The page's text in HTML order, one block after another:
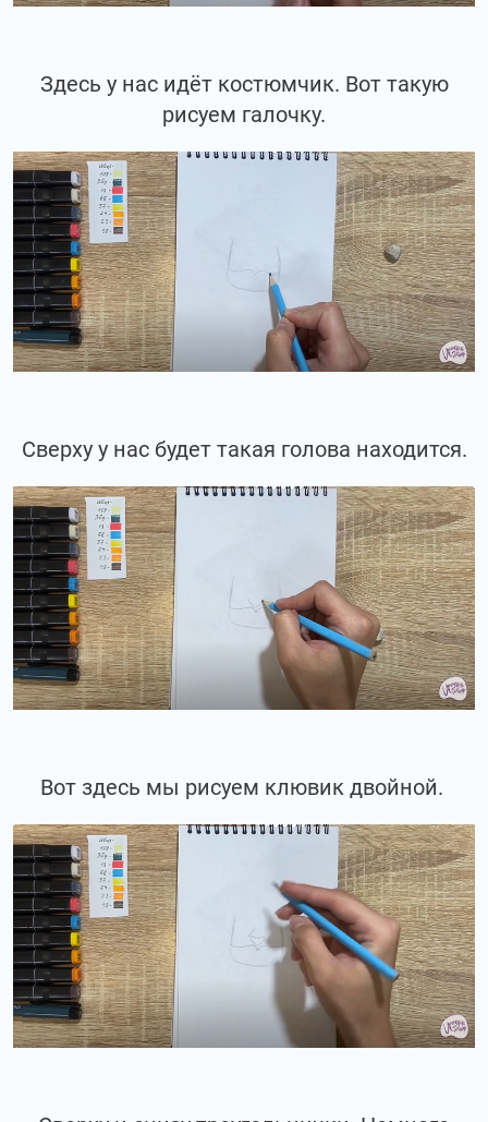
Здесь у нас идёт костюмчик. Вот такую
рисуем галочку.
Сверху у нас будет такая голова находится.
Вот здесь мы рисуем клювик двойной.